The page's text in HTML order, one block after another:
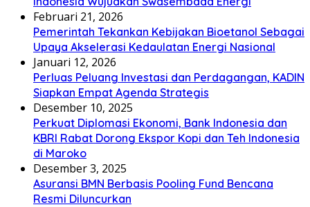
Februari 21, 2026
Pemerintah Tekankan Kebijakan Bioetanol Sebagai
Upaya Akselerasi Kedaulatan Energi Nasional
Januari 12, 2026
Perluas Peluang Investasi dan Perdagangan, KADIN
Siapkan Empat Agenda Strategis
Desember 10, 2025
Perkuat Diplomasi Ekonomi, Bank Indonesia dan
KBRI Rabat Dorong Ekspor Kopi dan Teh Indonesia
di Maroko
Desember 3, 2025
Asuransi BMN Berbasis Pooling Fund Bencana
Resmi Diluncurkan